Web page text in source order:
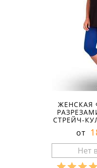
ЖЕНСКАЯ
СТРЕЙЧ-
от